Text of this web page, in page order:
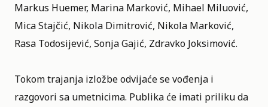
Markus Huemer, Marina Marković, Mihael Miluović,
Mica Stajčić, Nikola Dimitrović, Nikola Marković,
Rasa Todosijević, Sonja Gajić, Zdravko Joksimović.
Tokom trajanja izložbe odvijaće se vođenja i
razgovori sa umetnicima. Publika će imati priliku da